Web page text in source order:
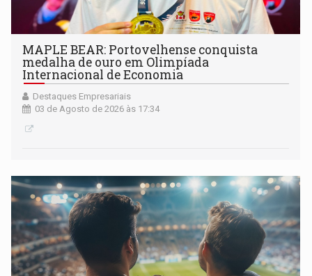
MAPLE BEAR: Portovelhense conquista
medalha de ouro em Olimpíada
Internacional de Economia
Destaques Empresariais
03 de Agosto de 2026 às 17:34